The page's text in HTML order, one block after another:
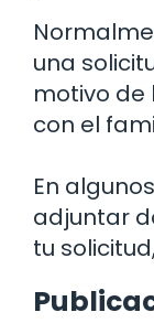
una
motivo de
con el
En
adjuntar
tu